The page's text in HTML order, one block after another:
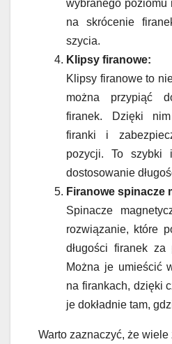
wybranego poziomu
na skrócenie
szycia.
Klipsy firanowe:
Klipsy firanowe to
można przypiąć
firanek. Dzięki
firanki i
pozycji. To szybki
dostosowanie
Firanowe spinacze
Spinacze
rozwiązanie, które
długości firanek za
Można je umieścić
na firankach, dzięki
je dokładnie tam,
Warto zaznaczyć, że